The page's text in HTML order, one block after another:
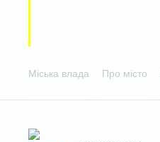
Міська влада Про місто